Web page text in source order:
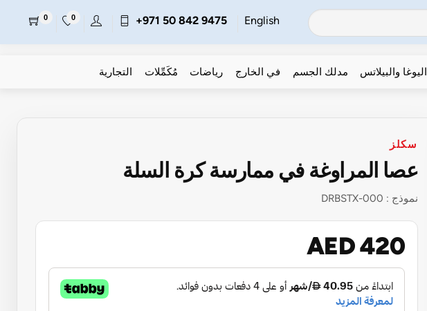
English
+971 50 842 9475
0
0
اليوغا والبيلاتس مدلك الجسم في الخارج رياضات مُكَمِّلات التجارية
سكلز
عصا المراوغة في ممارسة كرة السلة
نموذج : DRBSTX-000
AED 420